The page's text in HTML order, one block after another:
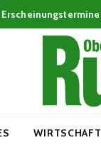
Erscheinungstermine
WIRTSCHAFT